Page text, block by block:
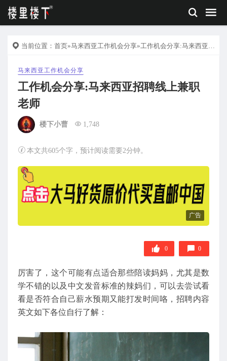
当前位置： 首页»马来西亚工作机会分享»工作机会分享:马来西亚招聘线上兼职老师
马来西亚工作机会分享
工作机会分享:马来西亚招聘线上兼职
老师
楼下小曹 1,748
本文共605个字，预计阅读需要2分钟。
广告
0 0
厉害了，这个可能有点适合那些陪读妈妈，尤其是数
学不错的以及中文发音标准的辣妈们，可以去尝试看
看是否符合自己薪水预期又能打发时间咯，招聘内容
英文如下各位自行了解：